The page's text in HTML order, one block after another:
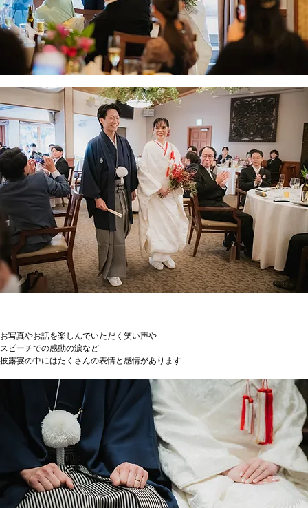
お写真やお話を楽しんでいただく笑い声や
スピーチでの感動の涙など
披露宴の中にはたくさんの表情と感情があります